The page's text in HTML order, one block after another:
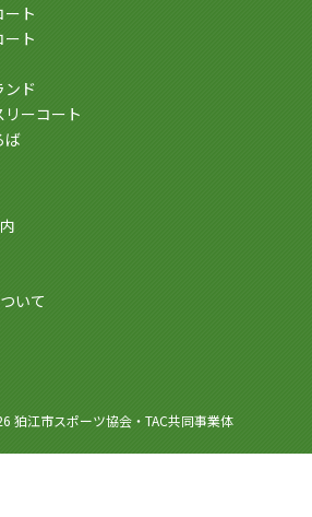
ト
ト
ド
ーコート
ば
いて
狛江市スポーツ協会・TAC共同事業体